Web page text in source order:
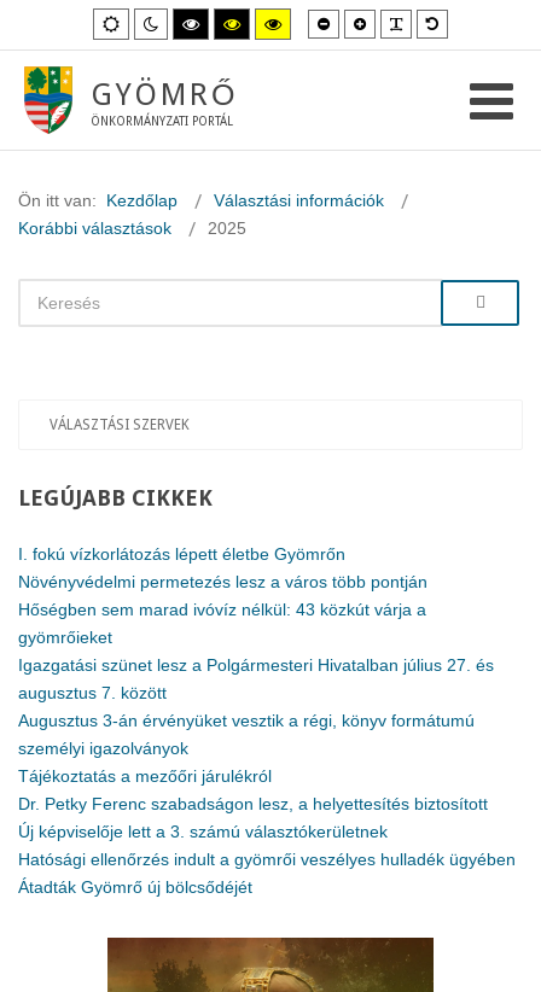
Alapértelmezett
mód
Éjszakai
mód
Magas
kontraszt
fekete-
mód.
Magas
kontraszt
fekete-
Magas
kontraszt
sárga-
Kisebb
betűméret
Nagyobb
betűméret
GYÖMRŐ
ÖNKORMÁNYZATI PORTÁL
Ön itt van: Kezdőlap
Választási információk
Korábbi választások
2025
VÁLASZTÁSI SZERVEK
LEGÚJABB CIKKEK
I. fokú vízkorlátozás lépett életbe Gyömrőn
Növényvédelmi permetezés lesz a város több pontján
Hőségben sem marad ivóvíz nélkül: 43 közkút várja a
gyömrőieket
Igazgatási szünet lesz a Polgármesteri Hivatalban július 27. és
augusztus 7. között
Augusztus 3-án érvényüket vesztik a régi, könyv formátumú
személyi igazolványok
Tájékoztatás a mezőőri járulékról
Dr. Petky Ferenc szabadságon lesz, a helyettesítés biztosított
Új képviselője lett a 3. számú választókerületnek
Hatósági ellenőrzés indult a gyömrői veszélyes hulladék ügyében
Átadták Gyömrő új bölcsődéjét